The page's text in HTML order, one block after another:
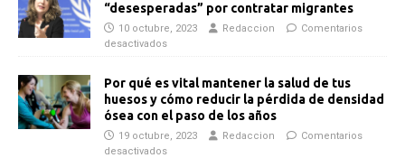
“desesperadas” por contratar migrantes
10 octubre, 2023 Redaccion
Comentarios
desactivados
Por qué es vital mantener la salud de tus
huesos y cómo reducir la pérdida de densidad
ósea con el paso de los años
19 octubre, 2023 Redaccion
Comentarios
desactivados